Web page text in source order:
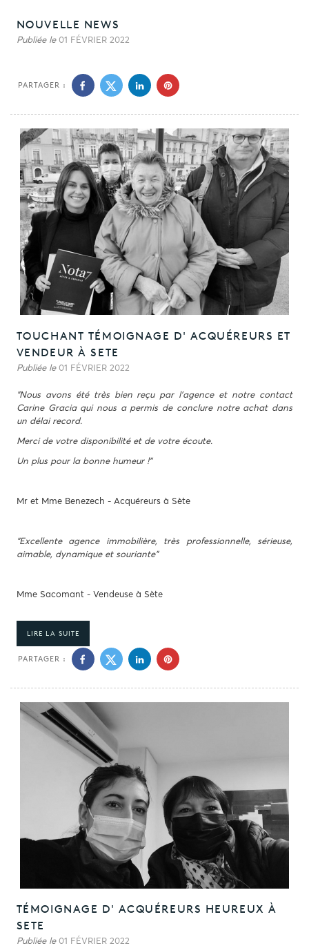
NOUVELLE NEWS
Publiée le01 FÉVRIER 2022
PARTAGER :
TOUCHANT TÉMOIGNAGE D' ACQUÉREURS ET
VENDEUR À SETE
Publiée le01 FÉVRIER 2022
"Nous avons été très bien reçu par l'agence et notre contact
Carine Gracia qui nous a permis de conclure notre achat dans
un délai record.
Merci de votre disponibilité et de votre écoute.
Un plus pour la bonne humeur !"
Mr et Mme Benezech - Acquéreurs à Sète
"Excellente agence immobilière, très professionnelle, sérieuse,
aimable, dynamique et souriante"
Mme Sacomant - Vendeuse à Sète
LIRE LA SUITE
PARTAGER :
TÉMOIGNAGE D' ACQUÉREURS HEUREUX À
SETE
Publiée le01 FÉVRIER 2022